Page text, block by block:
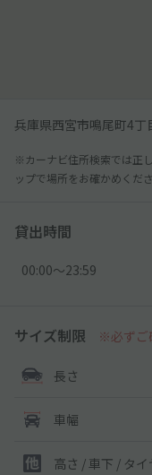
兵庫県西宮市鳴尾町4丁
※カーナビ住所検索では正
ップで場所をお確かめくださ
貸出時間
00:00〜23:59
サイズ制限 ※必ずご
長さ
車幅
高さ / 車下 / タ